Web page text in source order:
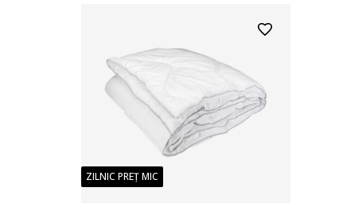
ZILNIC PREȚ MIC